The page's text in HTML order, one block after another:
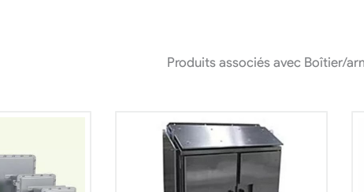
Produits associés avec Boîtier/